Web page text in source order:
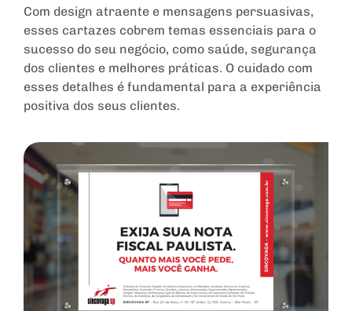
Com design atraente e mensagens persuasivas,
esses cartazes cobrem temas essenciais para o
sucesso do seu negócio, como saúde, segurança
dos clientes e melhores práticas. O cuidado com
esses detalhes é fundamental para a experiência
positiva dos seus clientes.